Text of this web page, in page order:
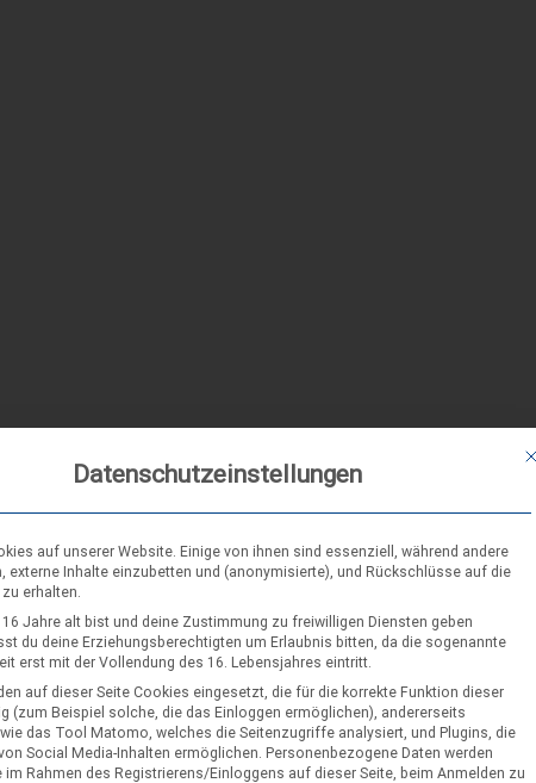
Datenschutzeinstellungen
auf unserer Website. Einige von ihnen sind essenziell, während andere
externe Inhalte einzubetten und (anonymisierte), und Rückschlüsse auf die
erhalten.
16 Jahre alt bist und deine Zustimmung zu freiwilligen Diensten geben
du deine Erziehungsberechtigten um Erlaubnis bitten, da die sogenannte
erst mit der Vollendung des 16. Lebensjahres eintritt.
auf dieser Seite Cookies eingesetzt, die für die korrekte Funktion dieser
(zum Beispiel solche, die das Einloggen ermöglichen), andererseits
das Tool Matomo, welches die Seitenzugriffe analysiert, und Plugins, die
Social Media-Inhalten ermöglichen. Personenbezogene Daten werden
im Rahmen des Registrierens/Einloggens auf dieser Seite, beim Anmelden zu